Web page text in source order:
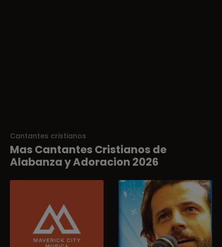
Cantantes cristianos
Mas Cantantes Cristianos de
Alabanza y Adoracion 2026